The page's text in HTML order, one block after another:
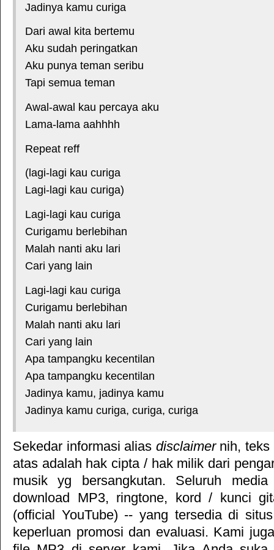
Jadinya kamu curiga
Dari awal kita bertemu
Aku sudah peringatkan
Aku punya teman seribu
Tapi semua teman
Awal-awal kau percaya aku
Lama-lama aahhhh
Repeat reff
(lagi-lagi kau curiga
Lagi-lagi kau curiga)
Lagi-lagi kau curiga
Curigamu berlebihan
Malah nanti aku lari
Cari yang lain
Lagi-lagi kau curiga
Curigamu berlebihan
Malah nanti aku lari
Cari yang lain
Apa tampangku kecentilan
Apa tampangku kecentilan
Jadinya kamu, jadinya kamu
Jadinya kamu curiga, curiga, curiga
Sekedar informasi alias disclaimernih, teks
atas adalah hak cipta / hak milik dari
musik yg bersangkutan. Seluruh
download MP3, ringtone, kord / kunci
(official YouTube) -- yang tersedia di
keperluan promosi dan evaluasi. Kami